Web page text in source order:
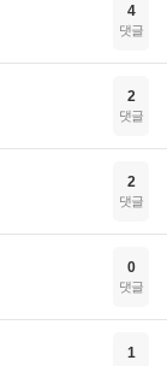
4
댓글
2
댓글
2
댓글
0
댓글
1